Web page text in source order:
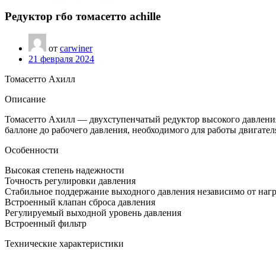
Редуктор гбо томасетто achille
от carwiner
21 февраля 2024
Томасетто Ахилл
Описание
Томасетто Ахилл — двухступенчатый редуктор высокого
баллоне до рабочего давления, необходимого для работы
Особенности
Высокая степень надежности
Точность регулировки давления
Стабильное поддержание выходного давления независимо от
Встроенный клапан сброса давления
Регулируемый выходной уровень давления
Встроенный фильтр
Технические характеристики